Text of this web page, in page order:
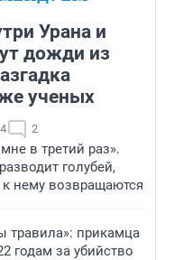
Урана и
дожди из
ученых
2
в третий раз».
голубей,
нему возвращаются
травила»: прикамца
годам за убийство